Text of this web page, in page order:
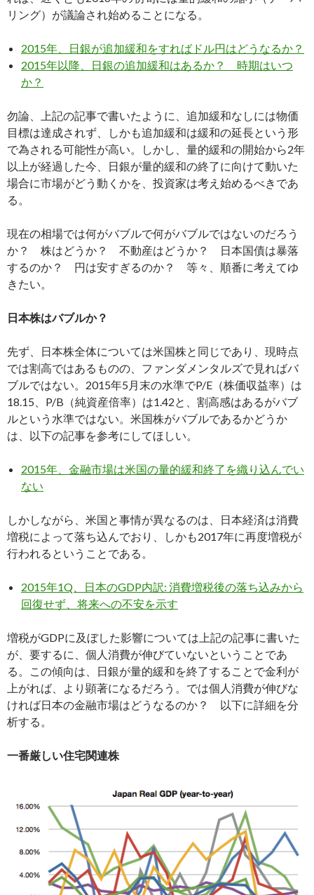
リング）が議論され始めることになる。
2015年、日銀が追加緩和をすればドル円はどうなるか？
2015年以降、日銀の追加緩和はあるか？ 時期はいつ
か？
勿論、上記の記事で書いたように、追加緩和なしには物価
目標は達成されず、しかも追加緩和は緩和の延長という形
で為される可能性が高い。しかし、量的緩和の開始から2年
以上が経過した今、日銀が量的緩和の終了に向けて動いた
場合に市場がどう動くかを、投資家は考え始めるべきであ
る。
現在の相場では何がバブルで何がバブルではないのだろう
か？ 株はどうか？ 不動産はどうか？ 日本国債は暴落
するのか？ 円は安すぎるのか？ 等々、順番に考えてゆ
きたい。
日本株はバブルか？
先ず、日本株全体については米国株と同じであり、現時点
では割高ではあるものの、ファンダメンタルズで見ればバ
ブルではない。2015年5月末の水準でP/E（株価収益率）は
18.15、P/B（純資産倍率）は1.42と、割高感はあるがバブ
ルという水準ではない。米国株がバブルであるかどうか
は、以下の記事を参考にしてほしい。
2015年、金融市場は米国の量的緩和終了を織り込んでい
ない
しかしながら、米国と事情が異なるのは、日本経済は消費
増税によって落ち込んでおり、しかも2017年に再度増税が
行われるということである。
2015年1Q、日本のGDP内訳: 消費増税後の落ち込みから
回復せず、将来への不安を示す
増税がGDPに及ぼした影響については上記の記事に書いた
が、要するに、個人消費が伸びていないということであ
る。この傾向は、日銀が量的緩和を終了することで金利が
上がれば、より顕著になるだろう。では個人消費が伸びな
ければ日本の金融市場はどうなるのか？ 以下に詳細を分
析する。
一番厳しい住宅関連株